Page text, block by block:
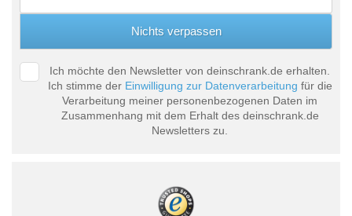
Ich möchte den Newsletter von deinschrank.de erhalten.
Ich stimme der Einwilligung zur Datenverarbeitung für die
Verarbeitung meiner personenbezogenen Daten im
Zusammenhang mit dem Erhalt des deinschrank.de
Newsletters zu.